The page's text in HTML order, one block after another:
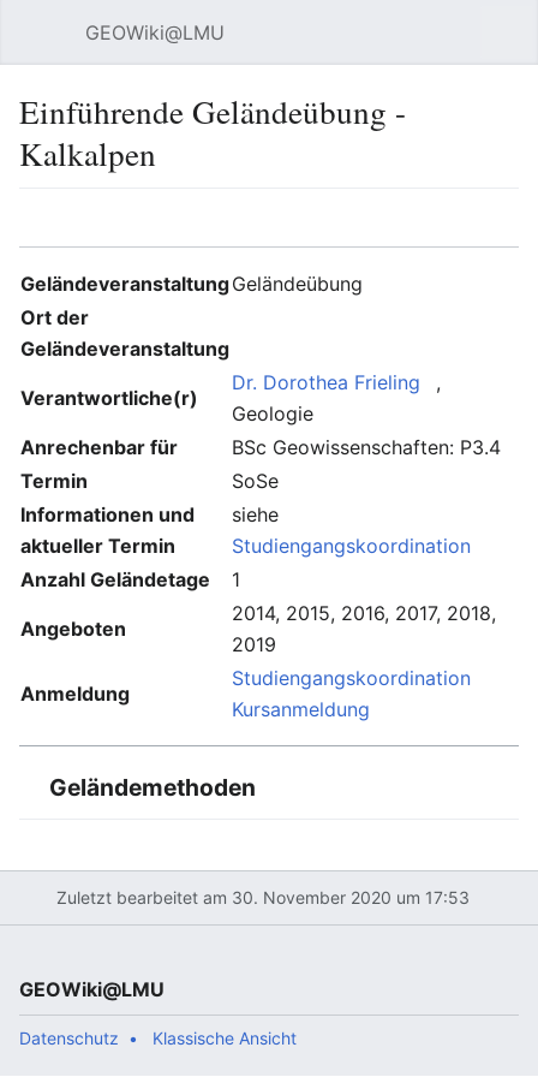
GEOWiki@LMU
Einführende Geländeübung -
Kalkalpen
GeländeveranstaltungGeländeübung
Ort der
Geländeveranstaltung
Verantwortliche(r)
Dr. Dorothea Frieling
,
Geologie
Anrechenbar für
BSc Geowissenschaften: P3.4
Termin
SoSe
Informationen und
aktueller Termin
siehe
Studiengangskoordination
Anzahl Geländetage
1
Angeboten
2014, 2015, 2016, 2017, 2018,
2019
Anmeldung
Studiengangskoordination
Kursanmeldung
Geländemethoden
Zuletzt bearbeitet am 30. November 2020 um 17:53
GEOWiki@LMU
Datenschutz Klassische Ansicht